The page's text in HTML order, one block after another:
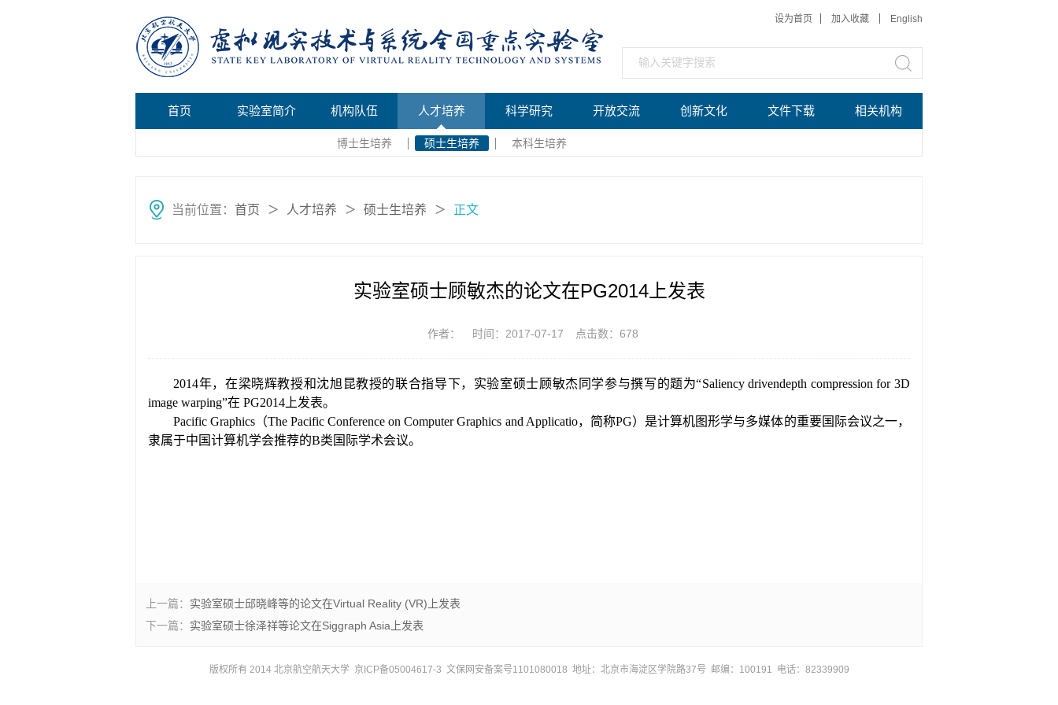
设为首页 加入收藏 English
首页 实验室简介 机构队伍 人才培养 科学研究 开放交流 创新文化 文件下载 相关机构
博士生培养 硕士生培养 本科生培养
当前位置： 首页 ＞ 人才培养 ＞ 硕士生培养 ＞ 正文
实验室硕士顾敏杰的论文在PG2014上发表
作者： 时间：2017-07-17 点击数： 678
2014年，在梁晓辉教授和沈旭昆教授的联合指导下，实验室硕士顾敏杰同学参与撰写的题为“Saliency drivendepth compression for 3D
image warping”在 PG2014 上发表。
Pacific Graphics （The Pacific Conference on Computer Graphics and Applicatio，简称PG）是计算机图形学与多媒体的重要国际会议之一，
隶属于中国计算机学会推荐的B类国际学术会议。
上一篇： 实验室硕士邱晓峰等的论文在Virtual Reality (VR)上发表
下一篇： 实验室硕士徐泽祥等论文在Siggraph Asia上发表
版权所有 2014 北京航空航天大学 京ICP备05004617-3 文保网安备案号1101080018 地址：北京市海淀区学院路37号 邮编：100191 电话：82339909